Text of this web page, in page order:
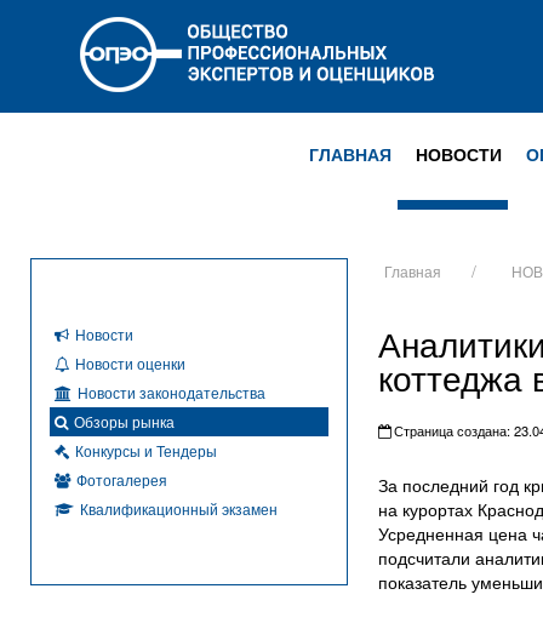
ГЛАВНАЯ НОВОСТИ
Главная
коттеджа
Страница создана:
За последний год
на курортах
Усредненная цена
подсчитали
показатель
Новости
Новости оценки
Новости законодательства
Обзоры рынка
Конкурсы и Тендеры
Фотогалерея
Квалификационный экзамен